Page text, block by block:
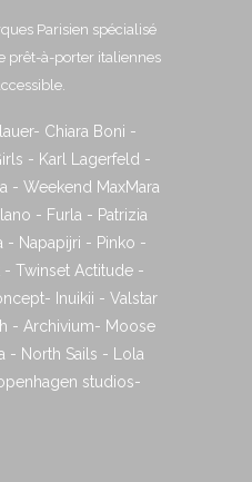
Parisien spécialisé
prêt-à-porter italiennes
Chiara Boni -
- Karl Lagerfeld -
- Weekend MaxMara
- Furla - Patrizia
- Napapijri - Pinko -
- Twinset Actitude -
Inuikii - Valstar
- Archivium- Moose
- North Sails - Lola
studios-